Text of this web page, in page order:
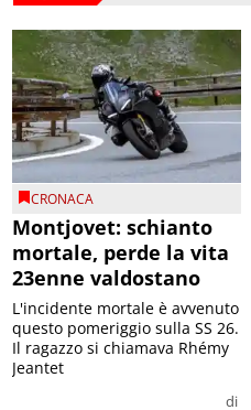
CRONACA
Montjovet: schianto
mortale, perde la vita
23enne valdostano
di
L'incidente mortale è avvenuto
questo pomeriggio sulla SS 26.
Il ragazzo si chiamava Rhémy
Jeantet